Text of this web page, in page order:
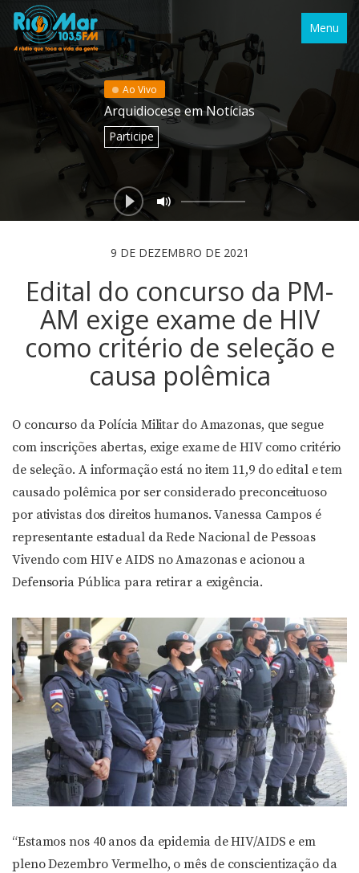
Menu
Ao Vivo
Arquidiocese em Notícias
Participe
9 DE DEZEMBRO DE 2021
Edital do concurso da PM-
AM exige exame de HIV
como critério de seleção e
causa polêmica
O concurso da Polícia Militar do Amazonas, que segue
com inscrições abertas, exige exame de HIV como critério
de seleção. A informação está no item 11,9 do edital e tem
causado polêmica por ser considerado preconceituoso
por ativistas dos direitos humanos. Vanessa Campos é
representante estadual da Rede Nacional de Pessoas
Vivendo com HIV e AIDS no Amazonas e acionou a
Defensoria Pública para retirar a exigência.
“Estamos nos 40 anos da epidemia de HIV/AIDS e em
pleno Dezembro Vermelho, o mês de conscientização da